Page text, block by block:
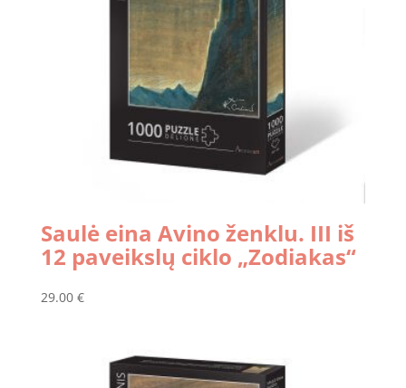
Saulė eina Avino ženklu. III iš
12 paveikslų ciklo „Zodiakas“
29.00 €